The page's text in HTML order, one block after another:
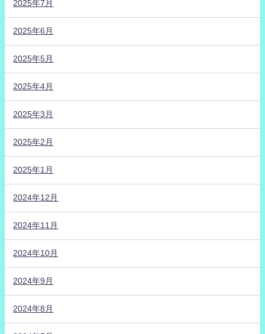
2025年7月
2025年6月
2025年5月
2025年4月
2025年3月
2025年2月
2025年1月
2024年12月
2024年11月
2024年10月
2024年9月
2024年8月